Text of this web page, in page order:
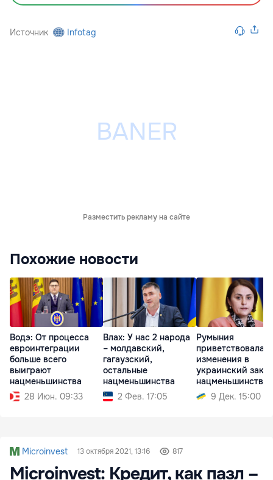
Источник Infotag
Разместить рекламу на сайте
Похожие новости
Водэ: От процесса
евроинтеграции
больше всего
выиграют
нацменьшинства
28 Июн. 09:33
Влах: У нас 2 народа
– молдавский,
гагаузский,
остальные
нацменьшинства
2 Фев. 17:05
Румыния
приветствовала
изменения в
украинский
нацменьшинствах
9 Дек. 15:00
Microinvest 13 октября 2021, 13:16 817
Microinvest: Кредит, как пазл –